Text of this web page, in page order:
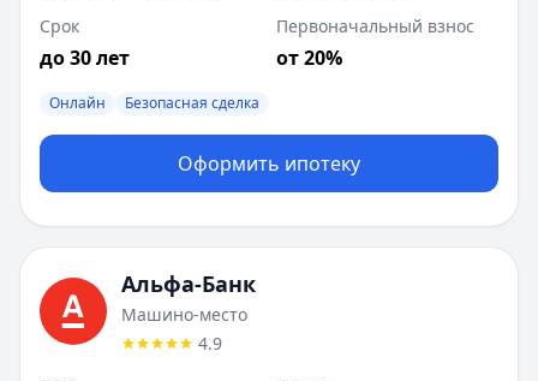
Срок
до 30 лет
Первоначальный взнос
от 20%
Онлайн Безопасная сделка
Оформить ипотеку
Альфа-Банк
Машино-место
4.9